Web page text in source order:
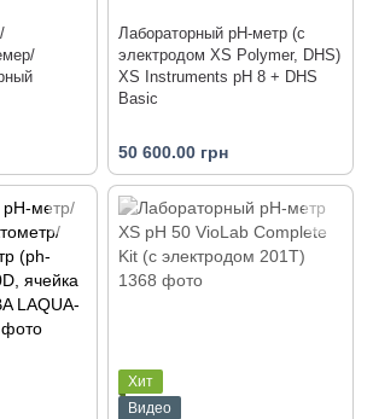
Лабораторный pH-метр (с
электродом XS Polymer, DHS)
XS Instruments pH 8 + DHS
Basic
50 600.00 грн
Хит
Видео